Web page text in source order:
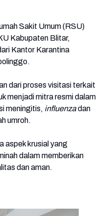
Sakit Umum (RSU)
Kabupaten Blitar,
Kantor Karantina
dari proses visitasi terkait
menjadi mitra resmi dalam
meningitis, influenzadan
umroh.
aspek krusial yang
dalam memberikan
dan aman.